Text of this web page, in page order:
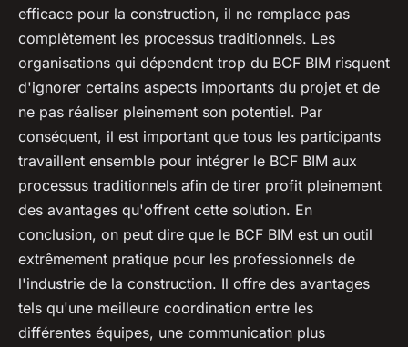
efficace pour la construction, il ne remplace pas
complètement les processus traditionnels. Les
organisations qui dépendent trop du BCF BIM risquent
d'ignorer certains aspects importants du projet et de
ne pas réaliser pleinement son potentiel. Par
conséquent, il est important que tous les participants
travaillent ensemble pour intégrer le BCF BIM aux
processus traditionnels afin de tirer profit pleinement
des avantages qu'offrent cette solution. En
conclusion, on peut dire que le BCF BIM est un outil
extrêmement pratique pour les professionnels de
l'industrie de la construction. Il offre des avantages
tels qu'une meilleure coordination entre les
différentes équipes, une communication plus